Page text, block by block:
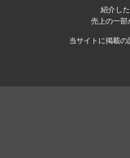
紹介し
売上の一部
当サイトに掲載の